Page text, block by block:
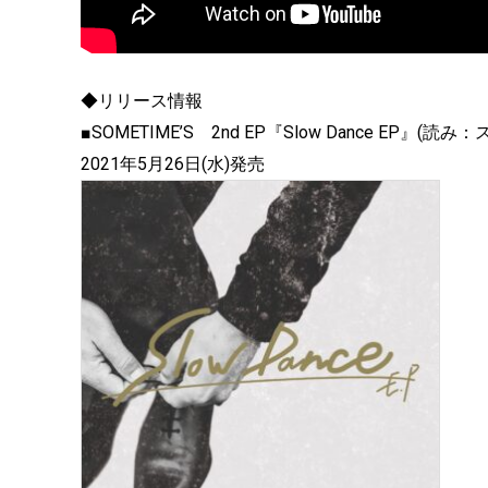
◆リリース情報
■SOMETIME’S 2nd EP『Slow Dance EP』(読み：
2021年5月26日(水)発売